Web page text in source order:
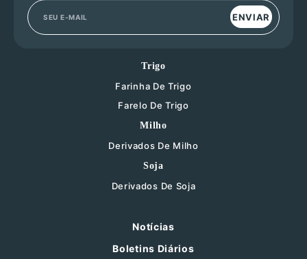
ENVIAR
Trigo
Farinha De Trigo
Farelo De Trigo
Milho
Derivados De Milho
Soja
Derivados De Soja
Notícias
Boletins Diários